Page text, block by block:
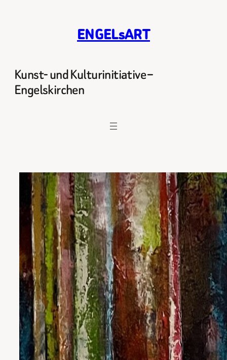
ENGELsART
Kunst- und Kulturinitiative –
Engelskirchen